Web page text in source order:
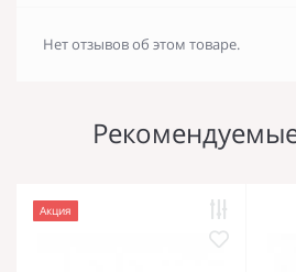
Нет отзывов об этом товаре.
Акция